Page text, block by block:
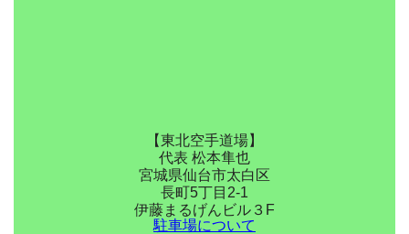
【東北空手道場】
代表 松本隼也
宮城県仙台市太白区
長町5丁目2-1
伊藤まるげんビル３F
駐車場について